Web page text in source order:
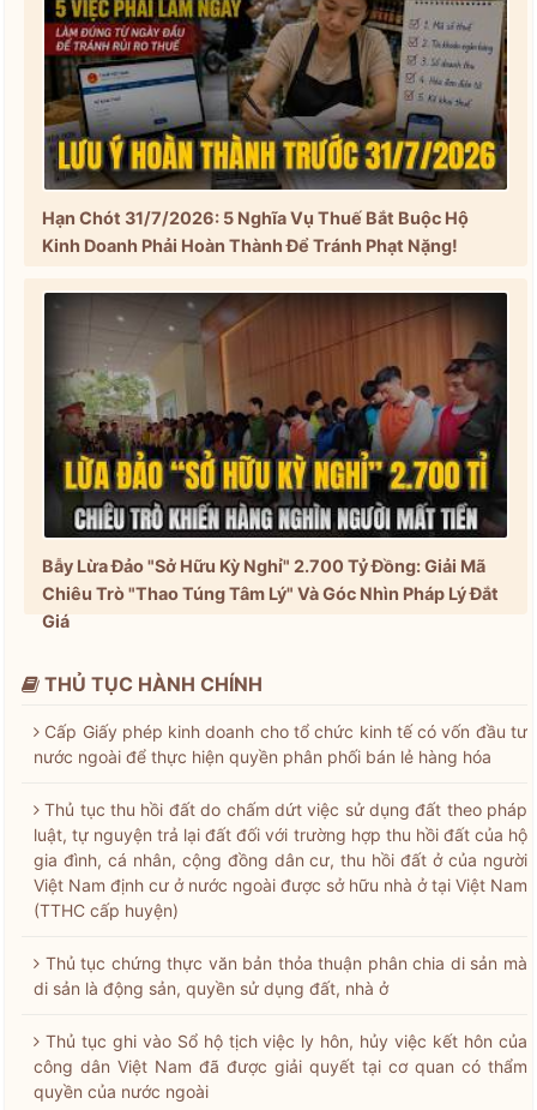
Hạn Chót 31/7/2026: 5 Nghĩa Vụ Thuế Bắt Buộc Hộ
Kinh Doanh Phải Hoàn Thành Để Tránh Phạt Nặng!
Bẫy Lừa Đảo "Sở Hữu Kỳ Nghỉ" 2.700 Tỷ Đồng: Giải Mã
Chiêu Trò "Thao Túng Tâm Lý" Và Góc Nhìn Pháp Lý Đắt
Giá
THỦ TỤC HÀNH CHÍNH
Cấp Giấy phép kinh doanh cho tổ chức kinh tế có vốn đầu tư
nước ngoài để thực hiện quyền phân phối bán lẻ hàng hóa
Thủ tục thu hồi đất do chấm dứt việc sử dụng đất theo pháp
luật, tự nguyện trả lại đất đối với trường hợp thu hồi đất của hộ
gia đình, cá nhân, cộng đồng dân cư, thu hồi đất ở của người
Việt Nam định cư ở nước ngoài được sở hữu nhà ở tại Việt Nam
(TTHC cấp huyện)
Thủ tục chứng thực văn bản thỏa thuận phân chia di sản mà
di sản là động sản, quyền sử dụng đất, nhà ở
Thủ tục ghi vào Sổ hộ tịch việc ly hôn, hủy việc kết hôn của
công dân Việt Nam đã được giải quyết tại cơ quan có thẩm
quyền của nước ngoài